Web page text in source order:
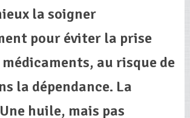
la soigner
pour éviter la prise
médicaments, au risque de
la dépendance. La
huile, mais pas